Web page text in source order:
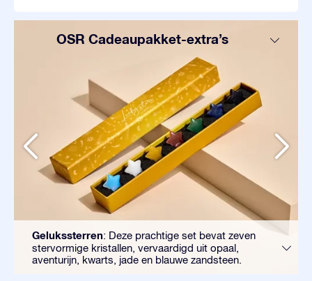
OSR Cadeaupakket-extra’s
Gelukssterren: Deze prachtige set bevat zeven
stervormige kristallen, vervaardigd uit opaal,
aventurijn, kwarts, jade en blauwe zandsteen.